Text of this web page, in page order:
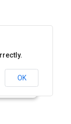
OK